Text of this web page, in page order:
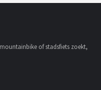
of stadsfiets zoekt,